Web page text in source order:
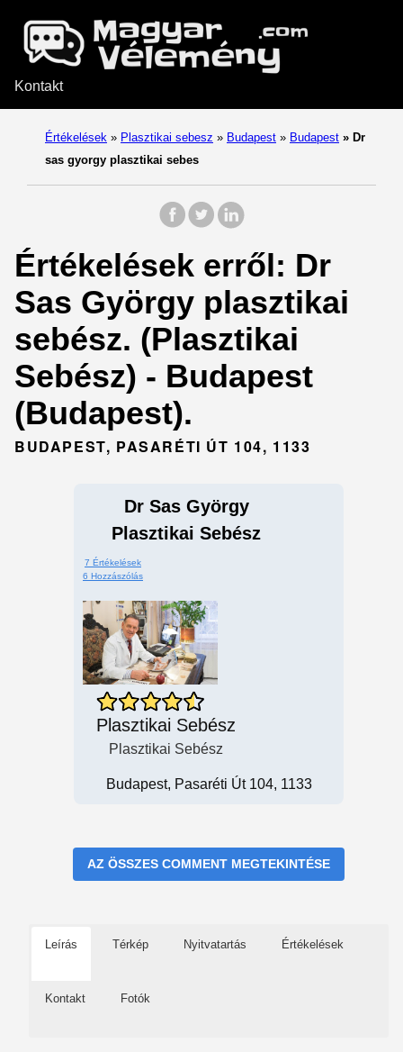
Kontakt
Értékelések » Plasztikai sebesz » Budapest » Budapest » Dr
sas gyorgy plasztikai sebes
Értékelések erről: Dr
Sas György plasztikai
sebész. (Plasztikai
Sebész) - Budapest
(Budapest).
BUDAPEST, PASARÉTI ÚT 104, 1133
Dr Sas György
Plasztikai Sebész
7 Értékelések
6 Hozzászólás
Plasztikai Sebész
Plasztikai Sebész
Budapest, Pasaréti Út 104, 1133
AZ ÖSSZES COMMENT MEGTEKINTÉSE
Leírás Térkép Nyitvatartás Értékelések
Kontakt Fotók